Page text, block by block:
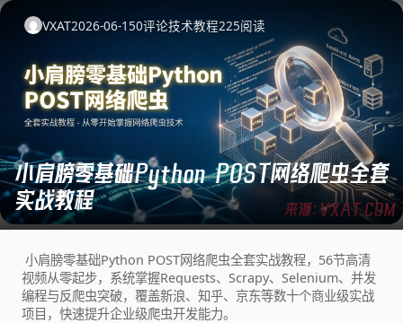
VXAT2026-06-150评论技术教程225阅读
小肩膀零基础Python POST网络爬虫全套
实战教程
小肩膀零基础Python POST网络爬虫全套实战教程，56节高清
视频从零起步，系统掌握Requests、Scrapy、Selenium、并发
编程与反爬虫突破，覆盖新浪、知乎、京东等数十个商业级实战
项目，快速提升企业级爬虫开发能力。